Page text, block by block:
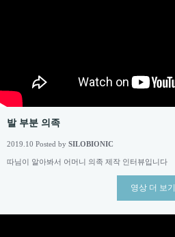
발 부분 의족
2019.10 Posted by SILOBIONIC
따님이 알아봐서 어머니 의족 제작 인터뷰입니다
영상 더 보기